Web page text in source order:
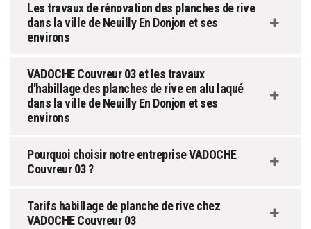
Les travaux de rénovation des planches de rive
dans la ville de Neuilly En Donjon et ses
environs
VADOCHE Couvreur 03 et les travaux
d'habillage des planches de rive en alu laqué
dans la ville de Neuilly En Donjon et ses
environs
Pourquoi choisir notre entreprise VADOCHE
Couvreur 03 ?
Tarifs habillage de planche de rive chez
VADOCHE Couvreur 03